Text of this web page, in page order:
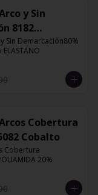
y Sin
8182
Sin Demarcación80%
Cobertura
Completa 5082 Cobalto
Cobertura
20%